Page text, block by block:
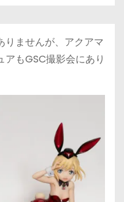
りませんが、アクアマ
もGSC撮影会にあり